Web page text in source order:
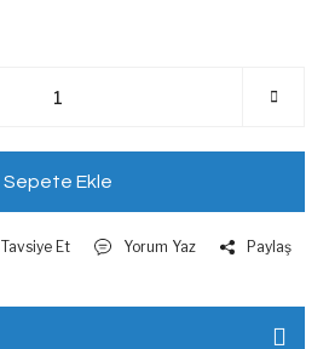
Sepete Ekle
Tavsiye Et Yorum Yaz Paylaş